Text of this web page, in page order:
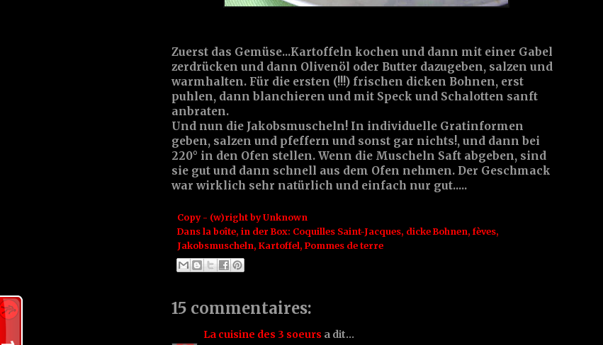
Zuerst das Gemüse...Kartoffeln kochen und dann mit einer Gabel
zerdrücken und dann Olivenöl oder Butter dazugeben, salzen und
warmhalten. Für die ersten (!!!) frischen dicken Bohnen, erst
puhlen, dann blanchieren und mit Speck und Schalotten sanft
anbraten.
Und nun die Jakobsmuscheln! In individuelle Gratinformen
geben, salzen und pfeffern und sonst gar nichts!, und dann bei
220° in den Ofen stellen. Wenn die Muscheln Saft abgeben, sind
sie gut und dann schnell aus dem Ofen nehmen. Der Geschmack
war wirklich sehr natürlich und einfach nur gut.....
Copy - (w)right byUnknown
Dans la boîte, in der Box: Coquilles Saint-Jacques, dicke Bohnen, fèves,
Jakobsmuscheln, Kartoffel, Pommes de terre
15 commentaires:
La cuisine des 3 soeurs a dit…